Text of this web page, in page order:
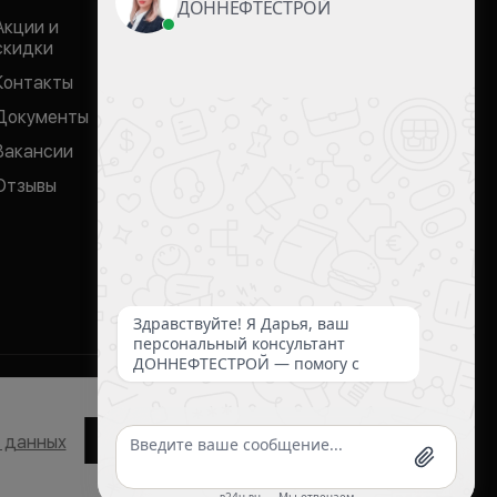
и
donneftestroj@mail.ru
данных
© 2016 — 2026.
характер и ни при каких
Разработка сайта
данных Соглашаюсь